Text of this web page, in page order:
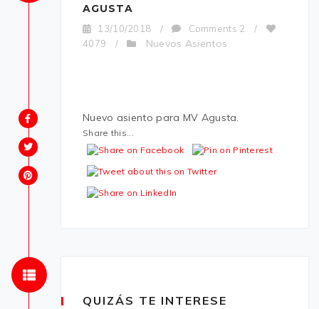
AGUSTA
13/10/2018 / Comments 2
/
4079
/ Nuevos Asientos
Nuevo asiento para MV Agusta.
Share this...
QUIZÁS TE INTERESE